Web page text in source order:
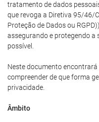
tratamento de dados
que revoga a Diretiva 95/46/
Proteção de Dados ou
assegurando e protegendo a
possível.
Neste documento
compreender de que forma
privacidade.
Âmbito